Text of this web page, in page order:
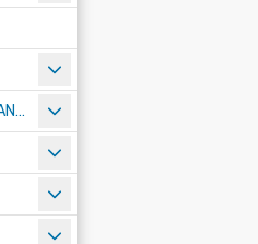
PLANOWANIE I ZAGOSPODAROWANIE PRZESTRZENNE